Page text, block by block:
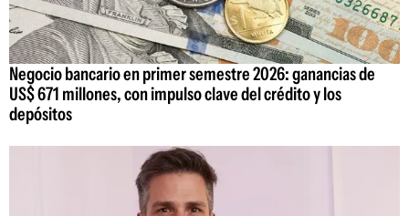
Negocio bancario en primer semestre 2026: ganancias de
US$ 671 millones, con impulso clave del crédito y los
depósitos